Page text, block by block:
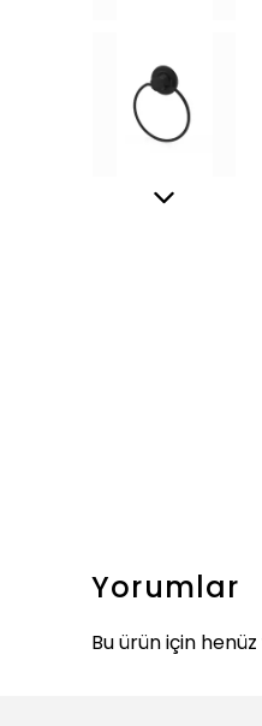
Yorumlar
Bu ürün için